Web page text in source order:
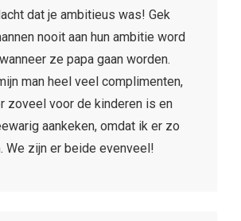
dat je ambitieus was! Gek
nooit aan hun ambitie word
ze papa gaan worden.
man heel veel complimenten,
zoveel voor de kinderen is en
aankeken, omdat ik er zo
We zijn er beide evenveel!